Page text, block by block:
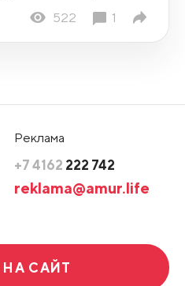
522 1
Реклама
+7 4162 222 742
reklama@amur.life
САЙТ